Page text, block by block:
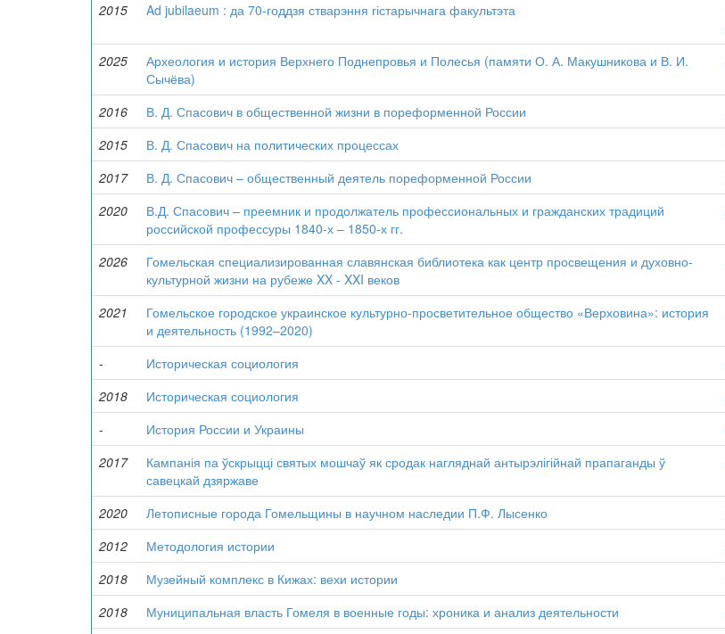
2015
Ad jubilaeum : да 70-годдзя стварэння гістарычнага факультэта
2025
Археология и история Верхнего Поднепровья и Полесья (памяти О. А. Макушникова и В. И.
Сычёва)
2016
В. Д. Спасович в общественной жизни в пореформенной России
2015
В. Д. Спасович на политических процессах
2017
В. Д. Спасович – общественный деятель пореформенной России
2020
В.Д. Спасович – преемник и продолжатель профессиональных и гражданских традиций
российской профессуры 1840-х – 1850-х гг.
2026
Гомельская специализированная славянская библиотека как центр просвещения и духовно-
культурной жизни на рубеже XX - XXI веков
2021
Гомельское городское украинское культурно-просветительное общество «Верховина»: история
и деятельность (1992–2020)
- Историческая социология
2018
Историческая социология
-
История России и Украины
2017
Кампанія па ўскрыцці святых мошчаў як сродак нагляднай антырэлігійнай прапаганды ў
савецкай дзяржаве
2020 Летописные города Гомельщины в научном наследии П.Ф. Лысенко
2012
Методология истории
2018
Музейный комплекс в Кижах: вехи истории
2018
Муниципальная власть Гомеля в военные годы: хроника и анализ деятельности